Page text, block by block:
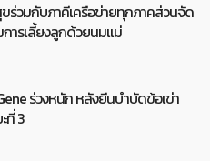
ร่วมกับภาคีเครือข่ายทุกภาคส่วนจัด
ารเลี้ยงลูกด้วยนมแม่
ร่วงหนัก หลังยีนบำบัดข้อเข่า
ที่ 3